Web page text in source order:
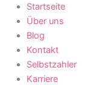
Startseite
Über uns
Blog
Kontakt
Selbstzahler
Karriere